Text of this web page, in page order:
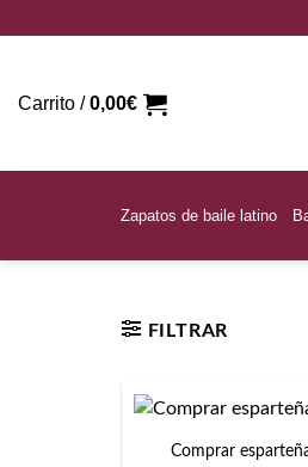
Carrito /0,00€
Zapatos de baile latino
FILTRAR
+
Comprar